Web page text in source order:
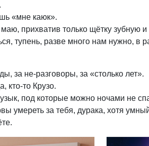
«мне каюк».
прихватив только щётку зубную
тупень, разве много нам нужно, в
за не-разговоры, за «столько лет».
кто-то Крузо.
под которые можно ночами не
умереть за тебя, дурака, хотя